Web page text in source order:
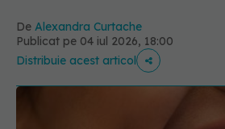
De Alexandra Curtache
Publicat pe 04 iul 2026, 18:00
Distribuie acest articol